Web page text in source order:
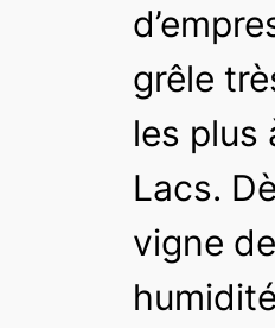
grêle
les plus
Lacs.
vigne